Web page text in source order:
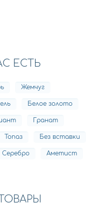
ЕСТЬ
Жемчуг
Белое золото
Гранат
Топаз Без вставки
Серебро Аметист